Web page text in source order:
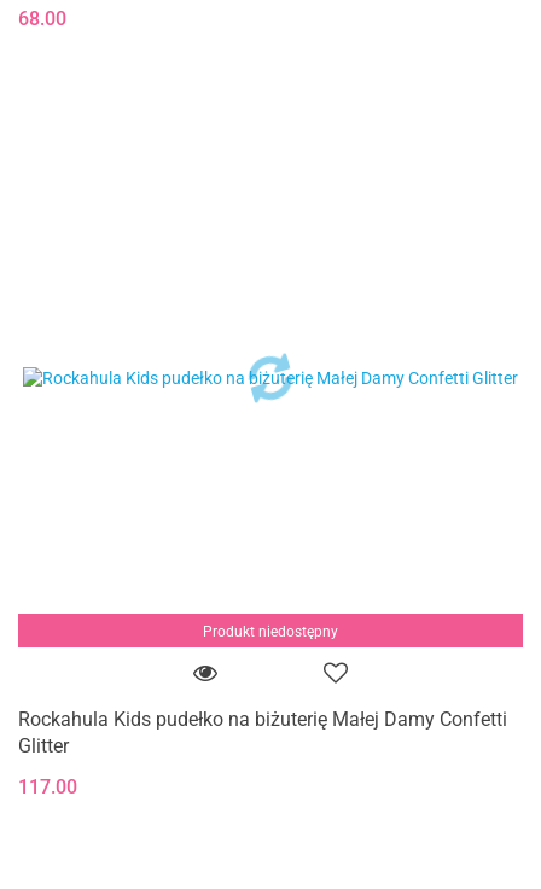
68.00
Produkt niedostępny
Rockahula Kids pudełko na biżuterię Małej Damy Confetti
Glitter
117.00